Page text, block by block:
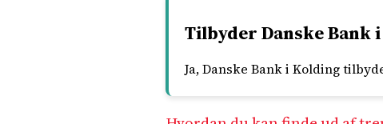
Tilbyder Danske Bank
Ja, Danske Bank i Kolding